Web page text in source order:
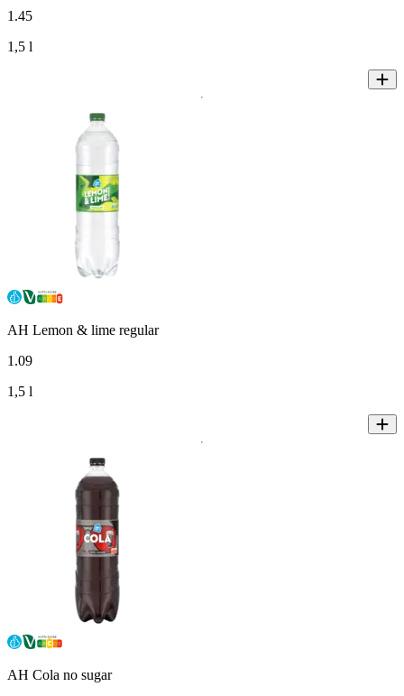
1 .45
1,5 l
AH Lemon & lime regular
1 .09
1,5 l
AH Cola no sugar